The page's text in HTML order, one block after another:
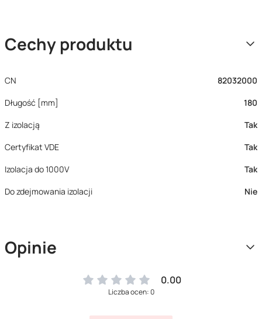
Cechy produktu
CN
82032000
Długość [mm]
180
Z izolacją
Tak
Certyfikat VDE
Tak
Izolacja do 1000V
Tak
Do zdejmowania izolacji
Nie
Opinie
0.00
Liczba ocen: 0